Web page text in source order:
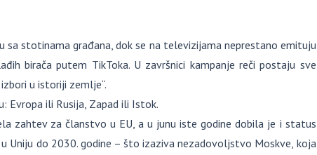
sa stotinama građana, dok se na televizijama neprestano emituju
birača putem TikToka. U završnici kampanje reči postaju sve
u istoriji zemlje“.
Evropa ili Rusija, Zapad ili Istok.
zahtev za članstvo u EU, a u junu iste godine dobila je i status
Uniju do 2030. godine – što izaziva nezadovoljstvo Moskve, koja